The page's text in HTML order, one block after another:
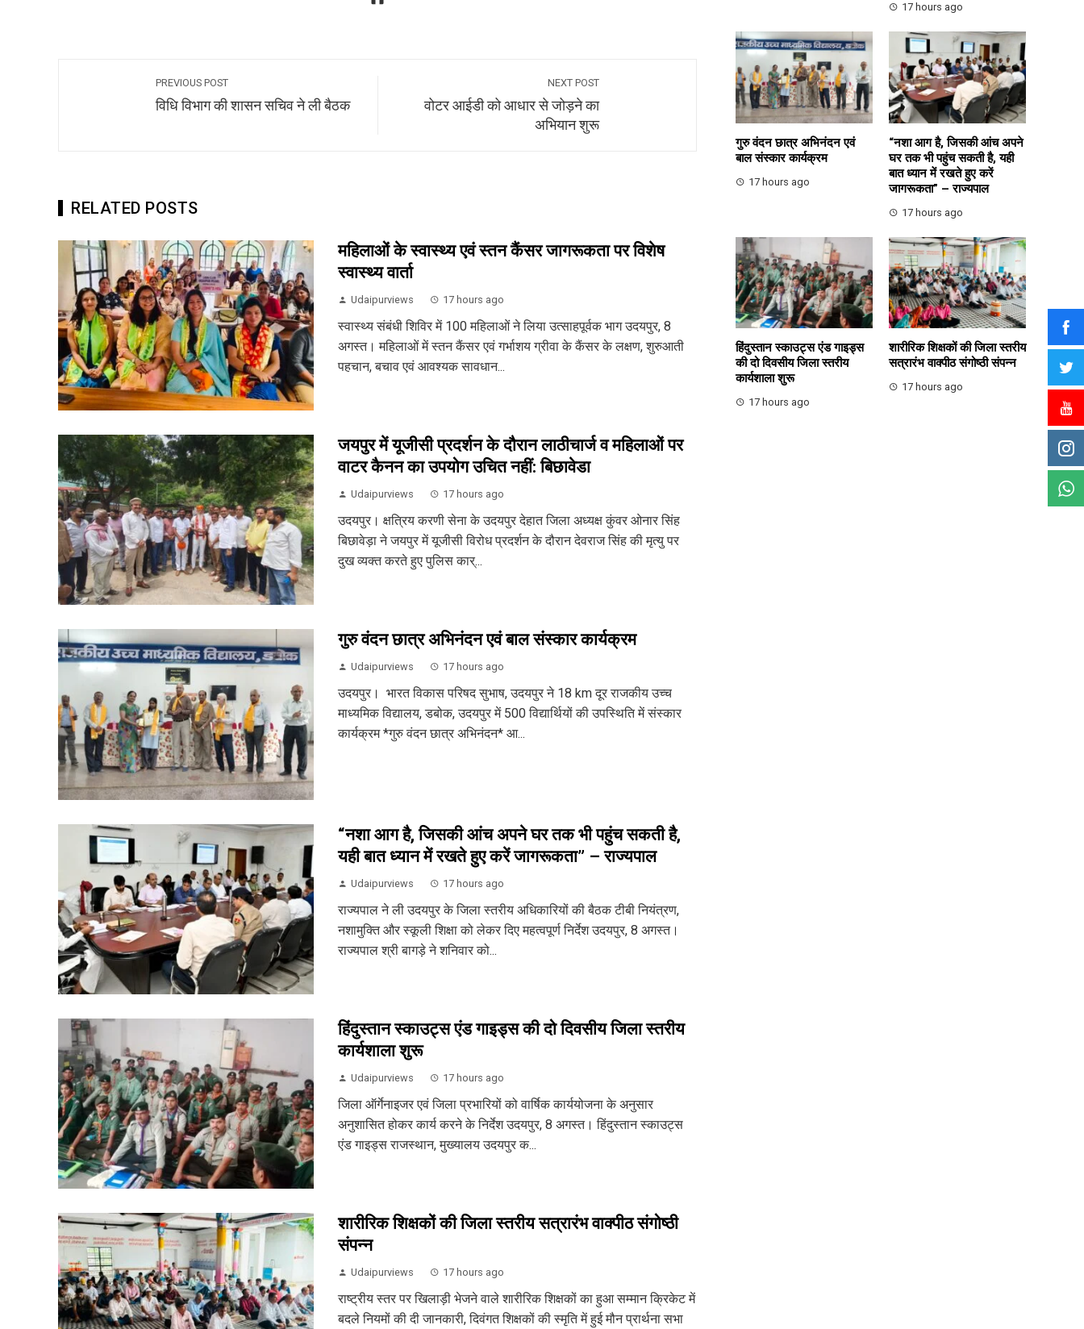
PREVIOUS POST
विधि विभाग की शासन सचिव ने ली बैठक
NEXT POST
वोटर आईडी को आधार से जोड़ने का
अभियान शुरू
RELATED POSTS
महिलाओं के स्वास्थ्य एवं स्तन कैंसर जागरूकता पर विशेष
स्वास्थ्य वार्ता
Udaipurviews 17 hours ago
स्वास्थ्य संबंधी शिविर में 100 महिलाओं ने लिया उत्साहपूर्वक भाग उदयपुर, 8
अगस्त। महिलाओं में स्तन कैंसर एवं गर्भाशय ग्रीवा के कैंसर के लक्षण, शुरुआती
पहचान, बचाव एवं आवश्यक सावधान...
जयपुर में यूजीसी प्रदर्शन के दौरान लाठीचार्ज व महिलाओं पर
वाटर कैनन का उपयोग उचित नहीं: बिछावेडा
Udaipurviews 17 hours ago
उदयपुर। क्षत्रिय करणी सेना के उदयपुर देहात जिला अध्यक्ष कुंवर ओनार सिंह
बिछावेड़ा ने जयपुर में यूजीसी विरोध प्रदर्शन के दौरान देवराज सिंह की मृत्यु पर
दुख व्यक्त करते हुए पुलिस कार्...
गुरु वंदन छात्र अभिनंदन एवं बाल संस्कार कार्यक्रम
Udaipurviews 17 hours ago
उदयपुर। भारत विकास परिषद सुभाष, उदयपुर ने 18 km दूर राजकीय उच्च
माध्यमिक विद्यालय, डबोक, उदयपुर में 500 विद्यार्थियों की उपस्थिति में संस्कार
कार्यक्रम *गुरु वंदन छात्र अभिनंदन* आ...
“नशा आग है, जिसकी आंच अपने घर तक भी पहुंच सकती है,
यही बात ध्यान में रखते हुए करें जागरूकता” – राज्यपाल
Udaipurviews 17 hours ago
राज्यपाल ने ली उदयपुर के जिला स्तरीय अधिकारियों की बैठक टीबी नियंत्रण,
नशामुक्ति और स्कूली शिक्षा को लेकर दिए महत्वपूर्ण निर्देश उदयपुर, 8 अगस्त।
राज्यपाल श्री बागड़े ने शनिवार को...
हिंदुस्तान स्काउट्स एंड गाइड्स की दो दिवसीय जिला स्तरीय
कार्यशाला शुरू
Udaipurviews 17 hours ago
जिला ऑर्गेनाइजर एवं जिला प्रभारियों को वार्षिक कार्ययोजना के अनुसार
अनुशासित होकर कार्य करने के निर्देश उदयपुर, 8 अगस्त। हिंदुस्तान स्काउट्स
एंड गाइड्स राजस्थान, मुख्यालय उदयपुर क...
शारीरिक शिक्षकों की जिला स्तरीय सत्रारंभ वाक्पीठ संगोष्ठी
संपन्न
Udaipurviews 17 hours ago
राष्ट्रीय स्तर पर खिलाड़ी भेजने वाले शारीरिक शिक्षकों का हुआ सम्मान क्रिकेट में
बदले नियमों की दी जानकारी, दिवंगत शिक्षकों की स्मृति में हुई मौन प्रार्थना सभा
17 hours ago
गुरु वंदन छात्र अभिनंदन एवं
बाल संस्कार कार्यक्रम
17 hours ago
“नशा आग है, जिसकी आंच अपने
घर तक भी पहुंच सकती है, यही
बात ध्यान में रखते हुए करें
जागरूकता” – राज्यपाल
17 hours ago
हिंदुस्तान स्काउट्स एंड गाइड्स
की दो दिवसीय जिला स्तरीय
कार्यशाला शुरू
17 hours ago
शारीरिक शिक्षकों की जिला स्तरीय
सत्रारंभ वाक्पीठ संगोष्ठी संपन्न
17 hours ago